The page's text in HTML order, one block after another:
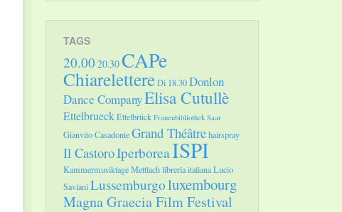
TAGS
20.00 20.30CAPe
ChiarelettereDi 18.30Donlon
Dance CompanyElisa Cutullè
EttelbrueckEttelbrück Frauenbibliothek Saar
Gianvito CasadonteGrand Théâtrehairspray
Il CastoroIperboreaISPI
Kammermusiktage Mettlachlibreria italianaLucio
SavianiLussemburgoluxembourg
Magna Graecia Film Festival